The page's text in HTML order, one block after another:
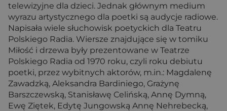
telewizyjne dla dzieci. Jednak głównym medium
wyrazu artystycznego dla poetki są audycje radiowe.
Napisała wiele słuchowisk poetyckich dla Teatru
Polskiego Radia. Wiersze znajdujące się w tomiku
Miłość i drzewa były prezentowane w Teatrze
Polskiego Radia od 1970 roku, czyli roku debiutu
poetki, przez wybitnych aktorów, m.in.: Magdalenę
Zawadzką, Aleksandra Bardiniego, Grażynę
Barszczewską, Stanisławę Celińską, Annę Dymną,
Ewę Ziętek, Edytę Jungowską Annę Nehrebecką,